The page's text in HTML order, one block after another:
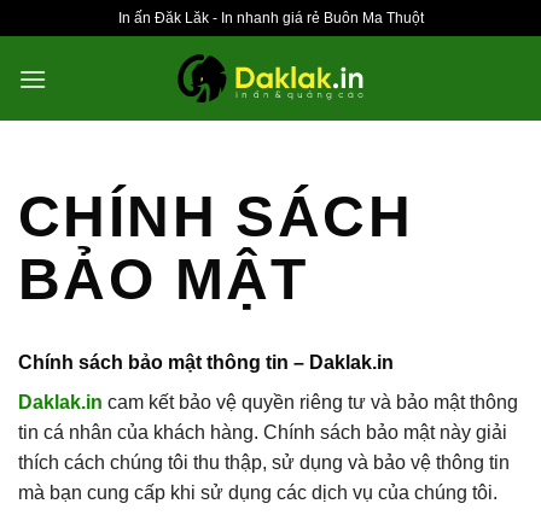
nội
In ấn Đăk Lăk - In nhanh giá rẻ Buôn Ma Thuột
CHÍNH SÁCH
BẢO MẬT
Chính sách bảo mật thông tin – Daklak.in
Daklak.in cam kết bảo vệ quyền riêng tư và bảo mật thông
tin cá nhân của khách hàng. Chính sách bảo mật này giải
thích cách chúng tôi thu thập, sử dụng và bảo vệ thông tin
mà bạn cung cấp khi sử dụng các dịch vụ của chúng tôi.